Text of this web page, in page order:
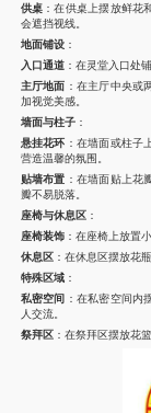
供桌 ：在供桌上摆放鲜花
会遮挡视线。
地面铺设：
入口通道：在灵堂入口处
主厅地面 ：在主厅中央或
加视觉美感。
墙面与柱子：
悬挂花环 ：在墙面或柱子
营造温馨的氛围。
贴墙布置 ：在墙面贴上花
瓣不易脱落。
座椅与休息区：
座椅装饰：在座椅上放置
休息区：在休息区摆放花
特殊区域：
私密空间 ：在私密空间内
人交流。
祭拜区：在祭拜区摆放花